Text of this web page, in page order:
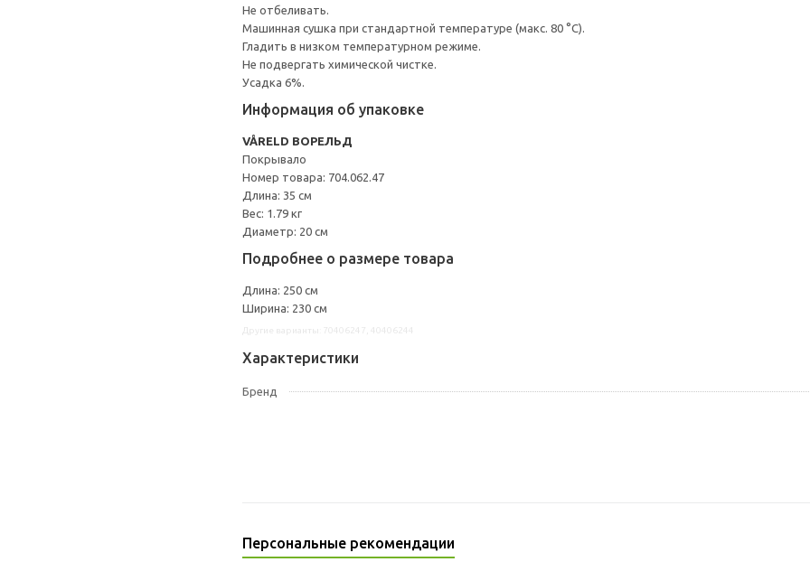
Не отбеливать.
Машинная сушка при стандартной температуре (макс. 80 °C).
Гладить в низком температурном режиме.
Не подвергать химической чистке.
Усадка 6%.
Информация об упаковке
VÅRELD ВОРЕЛЬД
Покрывало
Номер товара: 704.062.47
Длина: 35 см
Вес: 1.79 кг
Диаметр: 20 см
Подробнее о размере товара
Длина: 250 см
Ширина: 230 см
Характеристики
Бренд
Персональные рекомендации